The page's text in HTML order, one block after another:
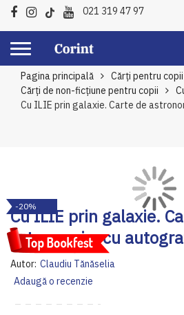
021 319 47 97
Pagina principală
Cărți pentru copii
Cărți de non-ficțiune pentru copii
Cu ILIE prin galaxie. Carte de
Cu ILIE prin galaxie.
astronomie, cu
Autor: Claudiu Tănăselia
Adaugă o recenzie
to
the
end
of
the
images
-20%